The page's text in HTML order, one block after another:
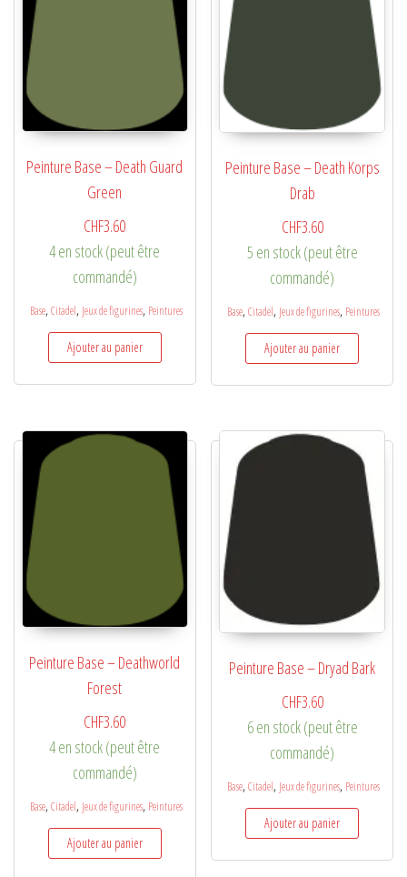
Peinture Base – Death Guard
Green
CHF3.60
4 en stock (peut être
commandé)
Base,Citadel, Jeux de figurines, Peintures
Ajouter au panier
Peinture Base – Death Korps
Drab
CHF3.60
5 en stock (peut être
commandé)
Base,Citadel, Jeux de figurines, Peintures
Ajouter au panier
Peinture Base – Deathworld
Forest
CHF3.60
4 en stock (peut être
commandé)
Base,Citadel, Jeux de figurines, Peintures
Ajouter au panier
Peinture Base – Dryad Bark
CHF3.60
6 en stock (peut être
commandé)
Base,Citadel, Jeux de figurines, Peintures
Ajouter au panier